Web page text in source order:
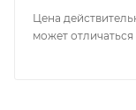
Цена
может